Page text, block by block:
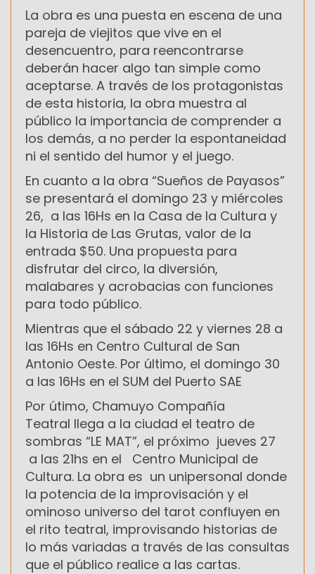
La obra es una puesta en escena de una
pareja de viejitos que vive en el
desencuentro, para reencontrarse
deberán hacer algo tan simple como
aceptarse. A través de los protagonistas
de esta historia, la obra muestra al
público la importancia de comprender a
los demás, a no perder la espontaneidad
ni el sentido del humor y el juego.
En cuanto a la obra “Sueños de Payasos”
se presentará el domingo 23 y miércoles
26, a las 16Hs en la Casa de la Cultura y
la Historia de Las Grutas, valor de la
entrada $50. Una propuesta para
disfrutar del circo, la diversión,
malabares y acrobacias con funciones
para todo público.
Mientras que el sábado 22 y viernes 28 a
las 16Hs en Centro Cultural de San
Antonio Oeste. Por último, el domingo 30
a las 16Hs en el SUM del Puerto SAE
Por útimo, Chamuyo Compañía
Teatral llega a la ciudad el teatro de
sombras “LE MAT”, el próximo jueves 27
a las 21hs en el Centro Municipal de
Cultura. La obra es un unipersonal donde
la potencia de la improvisación y el
ominoso universo del tarot confluyen en
el rito teatral, improvisando historias de
lo más variadas a través de las consultas
que el público realice a las cartas.